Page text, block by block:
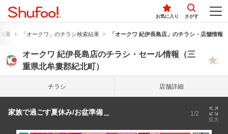
お気に入り さがす
果 「オークワ」のチラシ検索結果 「オークワ 紀伊長島店」のチラシ・店舗情報
オークワ 紀伊長島店のチラシ・セール情報（三
重県北牟婁郡紀北町）
チラシ 店舗詳細
家族で過ごす夏休み/お盆準備＿ 1/2
拡大